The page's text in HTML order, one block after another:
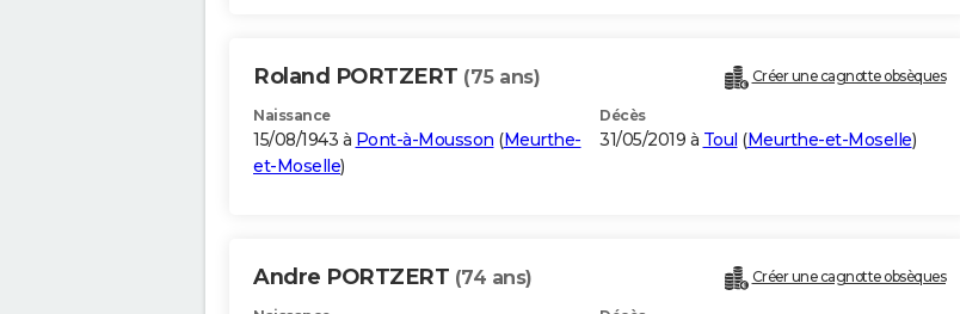
Roland PORTZERT (75 ans) Créer une cagnotte obsèques
Naissance
15/08/1943 à Pont-à-Mousson (Meurthe-
et-Moselle)
Décès
31/05/2019 à Toul (Meurthe-et-Moselle)
Andre PORTZERT (74 ans) Créer une cagnotte obsèques